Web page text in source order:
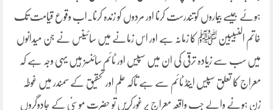
ہوئے جیسے بیماروں کوتندرست کرنا اور مردوں کو زندہ کرنا۔اب وقوع قیامت تک
خاتم النبیبین ﷺ کا زمانہ ہے اور اس زمانے میں سائینس نے جن میدانوں
میں سب سے زیادہ ترقی کی ان میں سپیس اور ٹائم سائنسز ہیں یہی وجہ ہے کہ
معراج کا تعلق سپیس اینڈ ٹائم سے ہے تاکہ علم اور تحقیق کے سمندر میں غوطہ
زن ہونے والے جب واقعہ معراج پر غورکریں تو حضرت موسیٰؑ کے جادوگروں